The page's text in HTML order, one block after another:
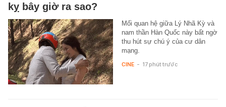
kỵ bây giờ ra sao?
Mối quan hệ giữa Lý Nhã Kỳ và
nam thần Hàn Quốc này bất ngờ
thu hút sự chú ý của cư dân
mạng.
CINE - 17 phút trước